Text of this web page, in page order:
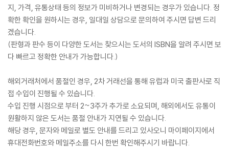
지, 가격, 유통상태 등의 정보가 미비하거나 변경되는 경우가 있습니다. 정
확한 확인을 원하시는 경우, 일대일 상담으로 문의하여 주시면 답변 드리
겠습니다.
(판형과 판수 등이 다양한 도서는 찾으시는 도서의 ISBN을 알려 주시면 보
다 빠르고 정확한 안내가 가능합니다.)
해외거래처에서 품절인 경우, 2차 거래선을 통해 유럽과 미국 출판사로 직
접 수입이 진행될 수 있습니다.
수입 진행 시점으로 부터 2~3주가 추가로 소요되며, 해외에서도 유통이
원활하지 않은 도서는 품절 안내가 지연될 수 있습니다.
해당 경우, 문자와 메일로 별도 안내를 드리고 있사오니 마이페이지에서
휴대전화번호와 메일주소를 다시 한번 확인해주시기 바랍니다.